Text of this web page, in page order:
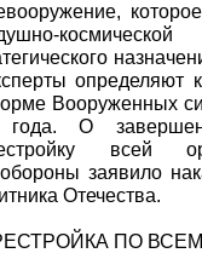
определяют
Вооруженных
О
всей
заявило
Отечества.
ПО